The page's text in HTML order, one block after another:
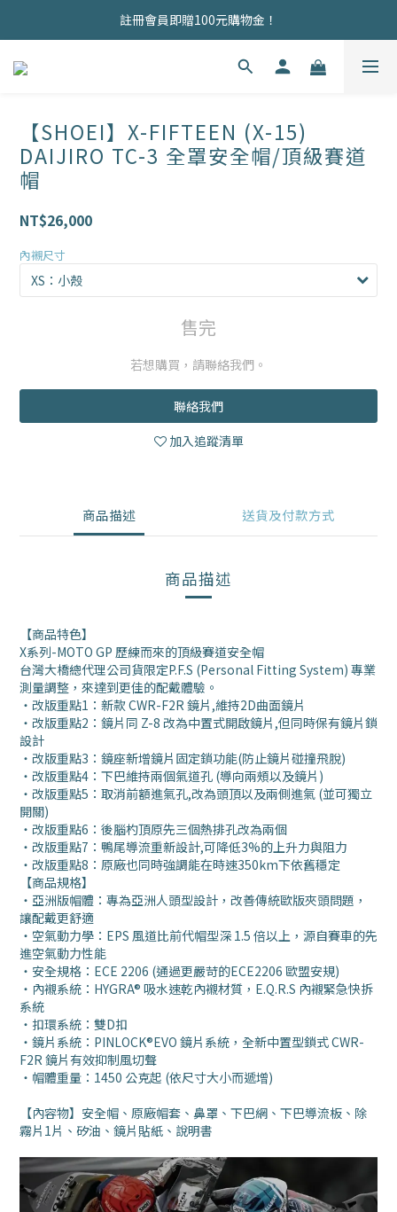
商品均為現貨，歡迎直接下單！
註冊會員即贈100元購物金！
商品均為現貨，歡迎直接下單！
【SHOEI】X-FIFTEEN (X-15)
DAIJIRO TC-3 全罩安全帽/頂級賽道
帽
NT$26,000
內襯尺寸
售完
若想購買，請聯絡我們。
聯絡我們
加入追蹤清單
商品描述 送貨及付款方式
商品描述
【商品特色】
X系列-MOTO GP 歷練而來的頂級賽道安全帽
台灣大橋總代理公司貨限定P.F.S (Personal Fitting System) 專業
測量調整，來達到更佳的配戴體驗。
‧改版重點1：新款 CWR-F2R 鏡片,維持2D曲面鏡片
‧改版重點2：鏡片同 Z-8 改為中置式開啟鏡片,但同時保有鏡片鎖
設計
‧改版重點3：鏡座新增鏡片固定鎖功能(防止鏡片碰撞飛脫)
‧改版重點4：下巴維持兩個氣道孔 (導向兩頰以及鏡片)
‧改版重點5：取消前額進氣孔,改為頭頂以及兩側進氣 (並可獨立
開關)
‧改版重點6：後腦杓頂原先三個熱排孔改為兩個
‧改版重點7：鴨尾導流重新設計,可降低3%的上升力與阻力
‧改版重點8：原廠也同時強調能在時速350km下依舊穩定
【商品規格】
・亞洲版帽體：專為亞洲人頭型設計，改善傳統歐版夾頭問題，
讓配戴更舒適
・空氣動力學：EPS 風道比前代帽型深 1.5 倍以上，源自賽車的先
進空氣動力性能
・安全規格：ECE 2206 (通過更嚴苛的ECE2206 歐盟安規)
・內襯系統：HYGRA® 吸水速乾內襯材質，E.Q.R.S 內襯緊急快拆
系統
・扣環系統：雙D扣
・鏡片系統：PINLOCK®EVO 鏡片系統，全新中置型鎖式 CWR-
F2R 鏡片有效抑制風切聲
・帽體重量：1450 公克起 (依尺寸大小而遞增)
【內容物】安全帽、原廠帽套、鼻罩、下巴網、下巴導流板、除
霧片1片、矽油、鏡片貼紙、說明書